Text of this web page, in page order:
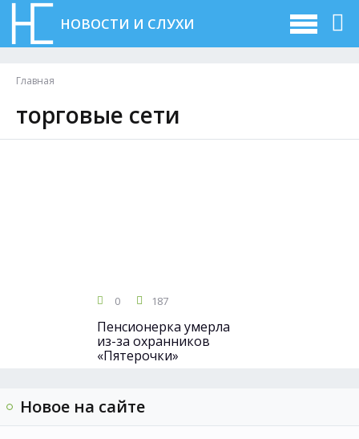
НОВОСТИ И СЛУХИ
Главная
торговые сети
0 187
Пенсионерка умерла
из-за охранников
«Пятерочки»
Новое на сайте